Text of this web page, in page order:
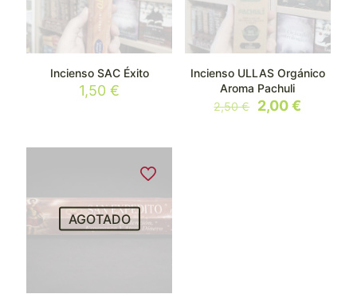
Incienso SAC Éxito
1,50€
Incienso ULLAS Orgánico
Aroma Pachuli
2,50€
El
precio
2,00€
AGOTADO